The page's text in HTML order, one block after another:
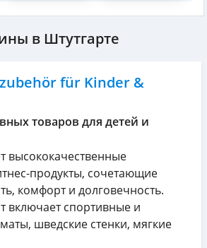
в Штутгарте
für Kinder &
товаров для детей и
высококачественные
продукты, сочетающие
комфорт и долговечность.
включает спортивные и
шведские стенки, мягкие